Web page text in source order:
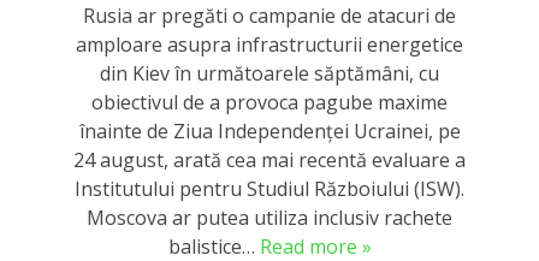
Rusia ar pregăti o campanie de atacuri de
amploare asupra infrastructurii energetice
din Kiev în următoarele săptămâni, cu
obiectivul de a provoca pagube maxime
înainte de Ziua Independenței Ucrainei, pe
24 august, arată cea mai recentă evaluare a
Institutului pentru Studiul Războiului (ISW).
Moscova ar putea utiliza inclusiv rachete
balistice… Read more »